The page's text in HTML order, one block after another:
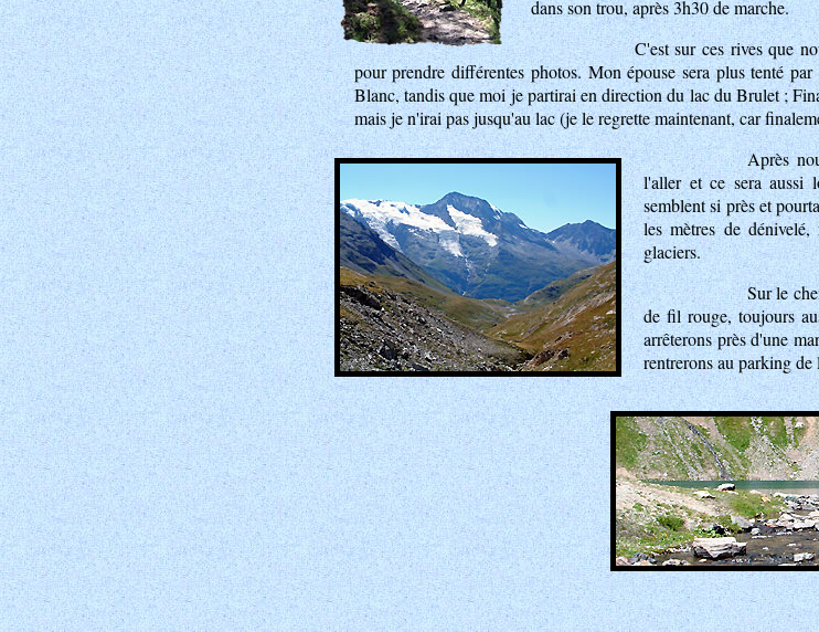
dans son trou, après 3h30 de marche.
C'est sur ces rives que
pour prendre différentes photos. Mon épouse sera plus tenté
Blanc, tandis que moi je partirai en direction du lac du Brulet ;
mais je n'irai pas jusqu'au lac (je le regrette maintenant, car
Après
l'aller et ce sera aussi
semblent si près et
les mètres de
glaciers.
Sur le
de fil rouge, toujours
arrêterons près d'une
rentrerons au parking